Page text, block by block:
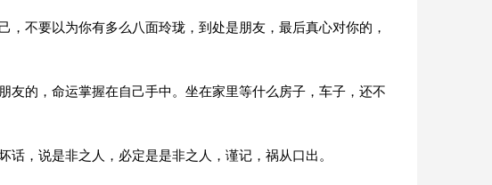
，不要以为你有多么八面玲珑，到处是朋友，最后真心对你的，
友的，命运掌握在自己手中。坐在家里等什么房子，车子，还不
话，说是非之人，必定是是非之人，谨记，祸从口出。